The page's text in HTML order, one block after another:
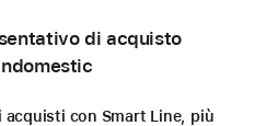
di acquisto
con Smart Line, più